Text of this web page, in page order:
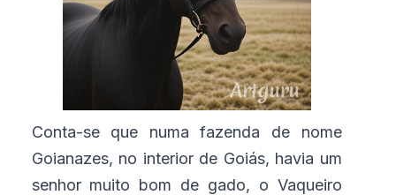
Conta-se que numa fazenda de nome
Goianazes, no interior de Goiás, havia um
senhor muito bom de gado, o Vaqueiro